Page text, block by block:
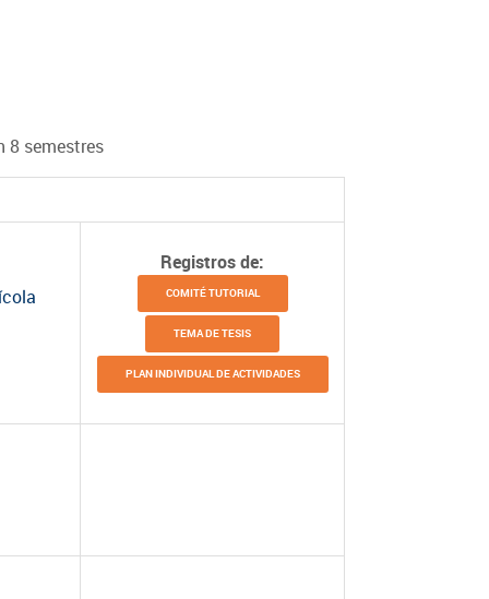
8 semestres
Registros de:
COMITÉ TUTORIAL
TEMA DE TESIS
PLAN INDIVIDUAL DE ACTIVIDADES